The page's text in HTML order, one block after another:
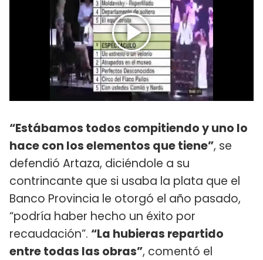
“Estábamos todos compitiendo y uno lo
hace con los elementos que tiene”, se
defendió Artaza, diciéndole a su
contrincante que si usaba la plata que el
Banco Provincia le otorgó el año pasado,
“podría haber hecho un éxito por
recaudación”. “La hubieras repartido
entre todas las obras”, comentó el